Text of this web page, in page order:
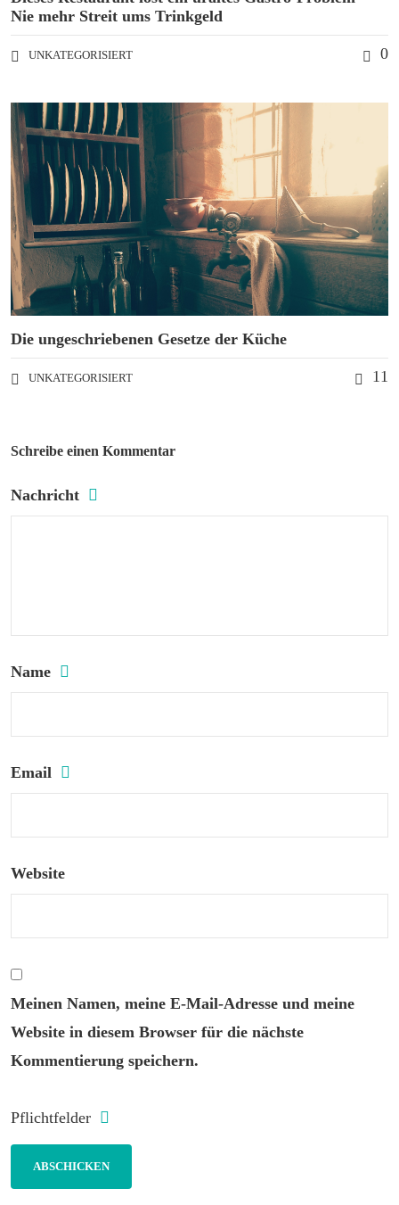
Nie mehr Streit ums Trinkgeld
UNKATEGORISIERT 0
Die ungeschriebenen Gesetze der Küche
UNKATEGORISIERT 11
Schreibe einen Kommentar
Nachricht
Name
Email
Website
Meinen Namen, meine E-Mail-Adresse und meine
Website in diesem Browser für die nächste
Kommentierung speichern.
Pflichtfelder